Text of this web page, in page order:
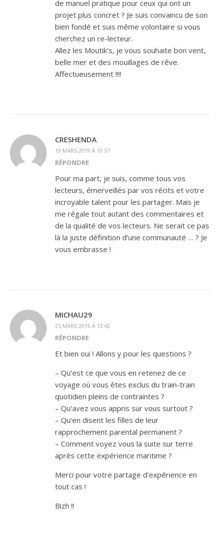
de manuel pratique pour ceux qui ont un
projet plus concret ? Je suis convaincu de son
bien fondé et suis même volontaire si vous
cherchez un re-lecteur.
Allez les Moutik’s, je vous souhaite bon vent,
belle mer et des mouillages de rêve.
Affectueusement !!!!
CRESHENDA
19 MARS 2019 À 10:57
RÉPONDRE
Pour ma part, je suis, comme tous vos
lecteurs, émerveillés par vos récits et votre
incroyable talent pour les partager. Mais je
me régale tout autant des commentaires et
de la qualité de vos lecteurs. Ne serait ce pas
là la juste définition d’une communauté … ? Je
vous embrasse !
MICHAU29
25 MARS 2019 À 13:42
RÉPONDRE
Et bien oui ! Allons y pour les questions ?
– Qu’est ce que vous en retenez de ce
voyage où vous êtes exclus du train-train
quotidien pleins de contraintes ?
– Qu’avez vous appris sur vous surtout ?
– Qu’en disent les filles de leur
rapprochement parental permanent ?
– Comment voyez vous la suite sur terre
après cette expérience maritime ?
Merci pour votre partage d’expérience en
tout cas !
Bizh !!